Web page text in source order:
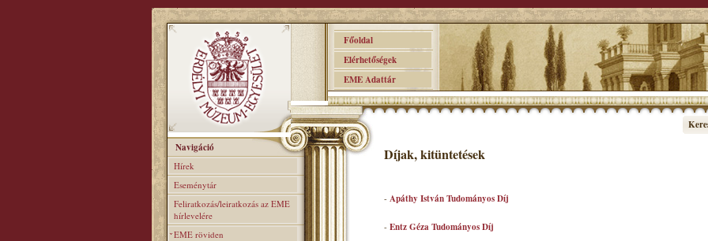
Főoldal
Elérhetőségek
EME Adattár
Navigáció
Hírek
Eseménytár
Feliratkozás/leiratkozás az EME
hírlevelére
EME röviden
Díjak, kitüntetések
- Apáthy István Tudományos Díj
- Entz Géza Tudományos Díj